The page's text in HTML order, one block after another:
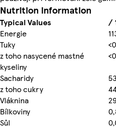
Nutrition information
Typical Values
/
Energie
Tuky
z toho nasycené mastné
kyseliny
Sacharidy
z toho cukry
Vláknina
Bílkoviny
Sůl